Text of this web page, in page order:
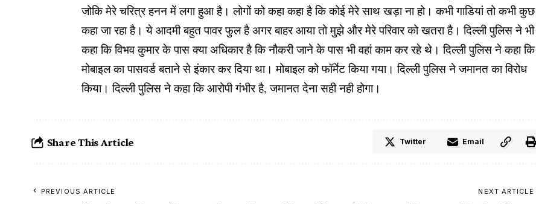
जोकि मेरे चरित्र हनन में लगा हुआ है। लोगों को कहा कहा है कि कोई मेरे साथ खड़ा ना हो। कभी गाडियां तो कभी कुछ
कहा जा रहा है। ये आदमी बहुत पावर फुल है अगर बाहर आया तो मुझे और मेरे परिवार को खतरा है। दिल्ली पुलिस ने भी
कहा कि विभव कुमार के पास क्या अधिकार है कि नौकरी जाने के पास भी वहां काम कर रहे थे। दिल्ली पुलिस ने कहा कि
मोबाइल का पासवर्ड बताने से इंकार कर दिया था। मोबाइल को फॉर्मेट किया गया। दिल्ली पुलिस ने जमानत का विरोध
किया। दिल्ली पुलिस ने कहा कि आरोपी गंभीर है, जमानत देना सही नही होगा।
Share This Article Twitter Email
PREVIOUS ARTICLE NEXT ARTICLE